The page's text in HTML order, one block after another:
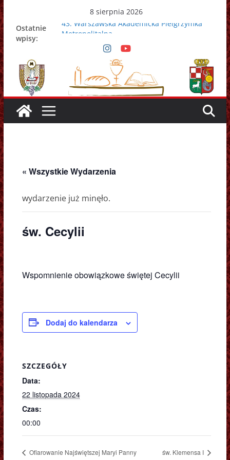
Przejdź
do
treści
8 sierpnia 2026
Ostatnie
wpisy:
43. Warszawska Akademicka Pielgrzymka
Metropolitalna
Nowy Papież – Leon XIV
Zmarł papież Franciszek
Adrian Galbas nowym metropolitą
warszawskim
Zmarł ks. prałat Kazimierz Apel
« Wszystkie Wydarzenia
wydarzenie już minęło.
św. Cecylii
Wspomnienie obowiązkowe świętej Cecylii
Dodaj do kalendarza
SZCZEGÓŁY
Data:
22 listopada 2024
Czas:
00:00
Ofiarowanie Najświętszej Maryi Panny św. Klemensa I